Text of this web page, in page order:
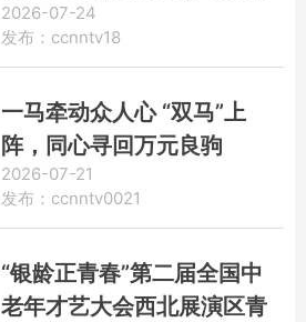
建设
2026-07-24
发布：ccnntv18
一马牵动众人心 “双马”上
阵，同心寻回万元良驹
2026-07-21
发布：ccnntv0021
“银龄正青春”第二届全国中
老年才艺大会西北展演区青